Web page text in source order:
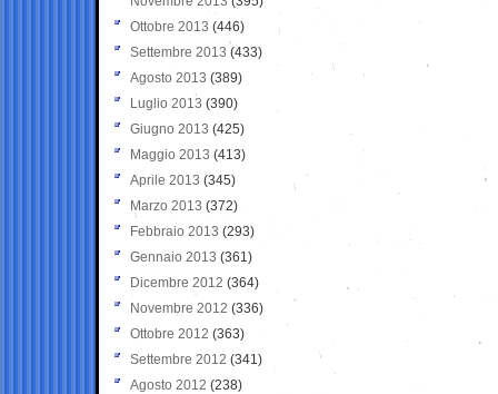
Ottobre 2013 (446)
Settembre 2013 (433)
Agosto 2013 (389)
Luglio 2013 (390)
Giugno 2013 (425)
Maggio 2013 (413)
Aprile 2013 (345)
Marzo 2013 (372)
Febbraio 2013 (293)
Gennaio 2013 (361)
Dicembre 2012 (364)
Novembre 2012 (336)
Ottobre 2012 (363)
Settembre 2012 (341)
Agosto 2012 (238)